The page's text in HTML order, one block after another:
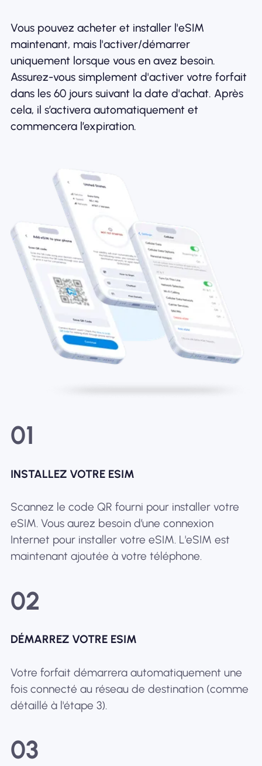
Vous pouvez acheter et installer l'eSIM
maintenant, mais l'activer/démarrer
uniquement lorsque vous en avez besoin.
Assurez-vous simplement d'activer votre forfait
dans les 60 jours suivant la date d'achat. Après
cela, il s’activera automatiquement et
commencera l’expiration.
01
INSTALLEZ VOTRE ESIM
Scannez le code QR fourni pour installer votre
eSIM. Vous aurez besoin d’une connexion
Internet pour installer votre eSIM. L'eSIM est
maintenant ajoutée à votre téléphone.
02
DÉMARREZ VOTRE ESIM
Votre forfait démarrera automatiquement une
fois connecté au réseau de destination (comme
détaillé à l'étape 3).
03